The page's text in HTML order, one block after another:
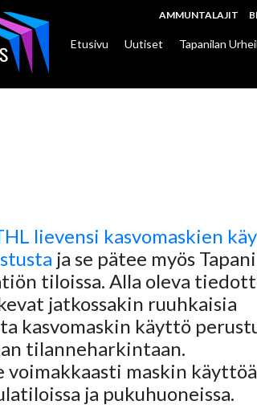
AMMUNTALAJIT
Etusivu Uutiset Tapanilan
lievensi kasvomaskien
ja se pätee myös
tiloissa. Alla oleva
jatkossakin ruuhkaisia
kasvomaskin käyttö
tilanneharkintaan.
voimakkaasti maskin käyttöä
ja pukuhuoneissa.